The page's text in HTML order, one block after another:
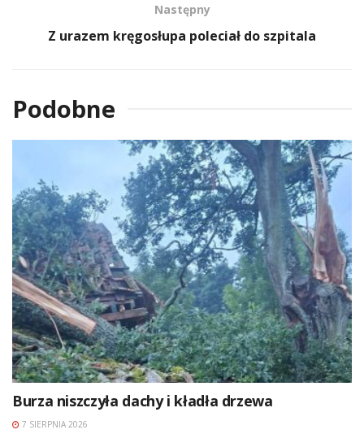
Następny
Z urazem kręgosłupa poleciał do szpitala
Podobne
Burza niszczyła dachy i kładła drzewa
7 SIERPNIA 2026